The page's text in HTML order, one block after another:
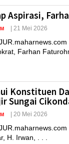
Aspirasi,
| 21 Mei 2026
Farhan
Konstituen
Sungai
| 20 Mei 2026
H. Irwan, . . .